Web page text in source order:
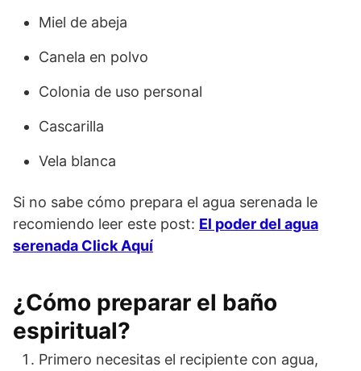
Miel de abeja
Canela en polvo
Colonia de uso personal
Cascarilla
Vela blanca
Si no sabe cómo prepara el agua serenada le
recomiendo leer este post: El poder del agua
serenada Click Aquí
¿Cómo preparar el baño
espiritual?
Primero necesitas el recipiente con agua,